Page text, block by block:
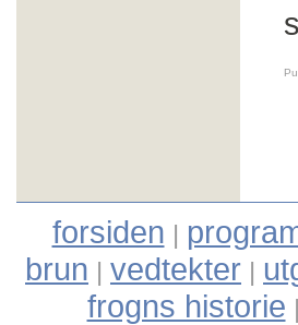
forsiden |
brun | vedtekter |
frogns historie |